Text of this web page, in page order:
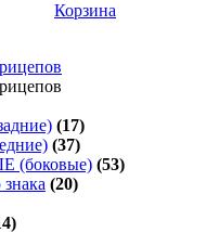
Корзина
(17)
(37)
(боковые) (53)
(20)